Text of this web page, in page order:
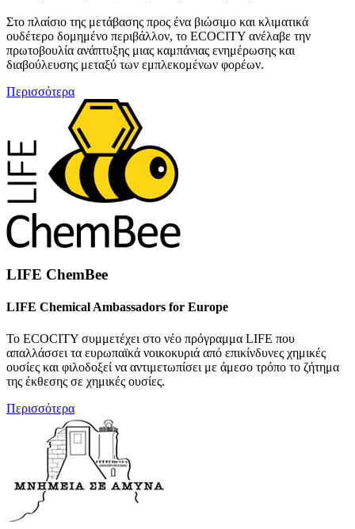
Στο πλαίσιο της μετάβασης προς ένα βιώσιμο και κλιματικά
ουδέτερο δομημένο περιβάλλον, το ECOCITY ανέλαβε την
πρωτοβουλία ανάπτυξης μιας καμπάνιας ενημέρωσης και
διαβούλευσης μεταξύ των εμπλεκομένων φορέων.
Περισσότερα
LIFE ChemBee
LIFE Chemical Ambassadors for Europe
To ECOCITY συμμετέχει στο νέο πρόγραμμα LIFE που
απαλλάσσει τα ευρωπαϊκά νοικοκυριά από επικίνδυνες χημικές
ουσίες και φιλοδοξεί να αντιμετωπίσει με άμεσο τρόπο το ζήτημα
της έκθεσης σε χημικές ουσίες.
Περισσότερα